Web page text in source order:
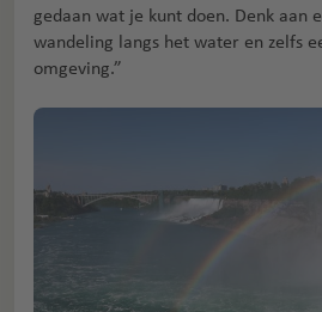
gedaan wat je kunt doen. Denk aan
wandeling langs het water en zelfs
omgeving.”